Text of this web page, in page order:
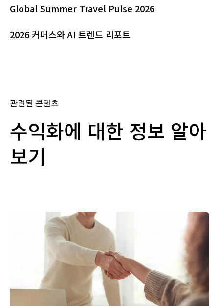
Global Summer Travel Pulse 2026
2026 커머스와 AI 트렌드 리포트
관련된 콘텐츠
수익화에 대한 정보 알아
보기